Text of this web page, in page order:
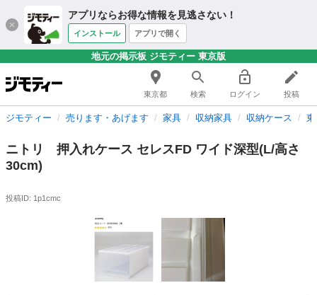
アプリならお得な情報を見逃さない！
インストール アプリで開く
地元の掲示板 ジモティー 東京版
東京都 検索 ログイン 投稿
ジモティー 売ります・あげます 家具 収納家具 収納ケース
ニトリ 押入れケース セレスFD ワイド深型(L/高さ
30cm)
投稿ID: 1p1cmc